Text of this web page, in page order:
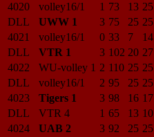
4020
volley16/1 1 73 13 25
DLL
UWW 1 3 75 25 25
4021
volley16/1 0 33 7 14
DLL
VTR 1 3 102 20 27
4022
WU-volley 1 2 110 25 25
DLL
volley16/1 2 95 25 25
4023
Tigers 1 3 98 16 17
DLL
VTR 4 1 65 13 10
4024
UAB 2 3 92 25 25